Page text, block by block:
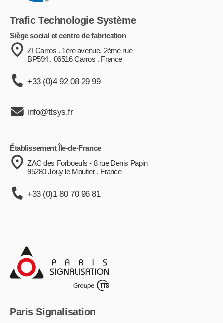
Trafic Technologie Système
Siège social et centre de fabrication
ZI Carros . 1ère avenue, 2ème rue
BP594 . 06516 Carros . France
+33 (0)4 92 08 29 99
info@ttsys.fr
Établissement Île-de-France
ZAC des Forboeufs - 8 rue Denis Papin
95280 Jouy le Moutier . France
+33 (0)1 80 70 96 81
Paris Signalisation